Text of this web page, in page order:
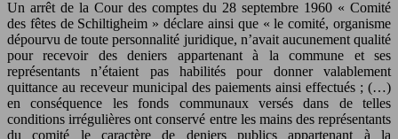
Un arrêt de la Cour des comptes du 28 septembre 1960 « Comité
des fêtes de Schiltigheim » déclare ainsi que « le comité, organisme
dépourvu de toute personnalité juridique, n’avait aucunement qualité
pour recevoir des deniers appartenant à la commune et ses
représentants n’étaient pas habilités pour donner valablement
quittance au receveur municipal des paiements ainsi effectués ; (…)
en conséquence les fonds communaux versés dans de telles
conditions irrégulières ont conservé entre les mains des représentants
du comité le caractère de deniers publics appartenant à la